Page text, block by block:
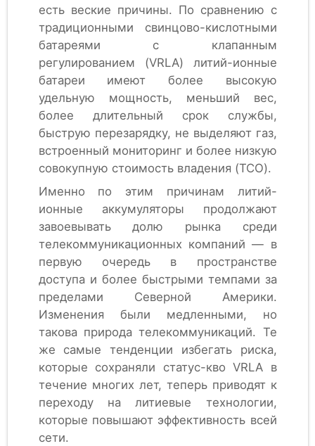
есть веские причины. По сравнению с
традиционными свинцово-кислотными
батареями с клапанным
регулированием (VRLA) литий-ионные
батареи имеют более высокую
удельную мощность, меньший вес,
более длительный срок службы,
быструю перезарядку, не выделяют газ,
встроенный мониторинг и более низкую
совокупную стоимость владения (TCO).
Именно по этим причинам литий-
ионные аккумуляторы продолжают
завоевывать долю рынка среди
телекоммуникационных компаний — в
первую очередь в пространстве
доступа и более быстрыми темпами за
пределами Северной Америки.
Изменения были медленными, но
такова природа телекоммуникаций. Те
же самые тенденции избегать риска,
которые сохраняли статус-кво VRLA в
течение многих лет, теперь приводят к
переходу на литиевые технологии,
которые повышают эффективность всей
сети.